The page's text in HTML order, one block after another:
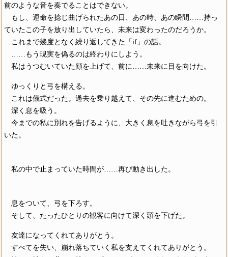
前のような音を奏でることはできない。
もし、運命を捻じ曲げられたあの日、あの時、あの瞬間……持っ
ていたこの子を放り出していたら、未来は変わったのだろうか。
これまで幾度となく繰り返してきた「if」の話。
……もう現実を偽るのは終わりにしよう。
私はうつむいていた顔を上げて、前に……未来に目を向けた。
ゆっくりと弓を構える。
これは儀式だった。過去を乗り越えて、その先に進むための。
深く息を吸う。
今までの私に別れを告げるように、大きく息を吐きながら弓を引
いた。
私の中で止まっていた時間が……再び動き出した。
息をついて、弓を下ろす。
そして、たったひとりの観客に向けて深く頭を下げた。
友達になってくれてありがとう。
すべてを失い、崩れ落ちていく私を支えてくれてありがとう。